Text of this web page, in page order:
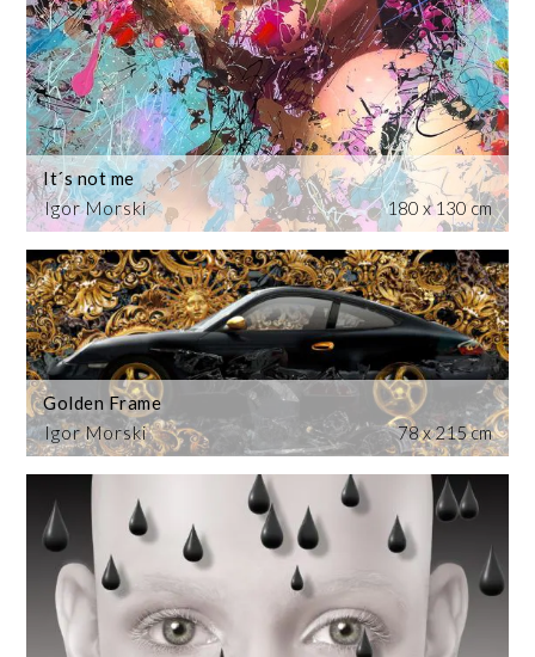
Igor Morski
It´s not me
180 x 130 cm
Igor Morski
Golden Frame
78 x 215 cm